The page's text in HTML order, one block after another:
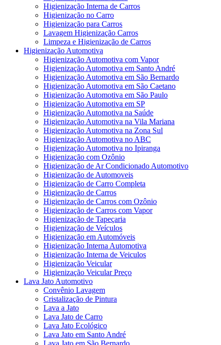
Higienização Interna de Carros
Higienização no Carro
Higienização para Carros
Lavagem Higienização Carros
Limpeza e Higienização de Carros
Higienização Automotiva
Higienização Automotiva com Vapor
Higienização Automotiva em Santo André
Higienização Automotiva em São Bernardo
Higienização Automotiva em São Caetano
Higienização Automotiva em São Paulo
Higienização Automotiva em SP
Higienização Automotiva na Saúde
Higienização Automotiva na Vila Mariana
Higienização Automotiva na Zona Sul
Higienização Automotiva no ABC
Higienização Automotiva no Ipiranga
Higienização com Ozônio
Higienização de Ar Condicionado Automotivo
Higienização de Automoveis
Higienização de Carro Completa
Higienização de Carros
Higienização de Carros com Ozônio
Higienização de Carros com Vapor
Higienização de Tapeçaria
Higienização de Veículos
Higienização em Automóveis
Higienização Interna Automotiva
Higienização Interna de Veiculos
Higienização Veicular
Higienização Veicular Preço
Lava Jato Automotivo
Convênio Lavagem
Cristalização de Pintura
Lava a Jato
Lava Jato de Carro
Lava Jato Ecológico
Lava Jato em Santo André